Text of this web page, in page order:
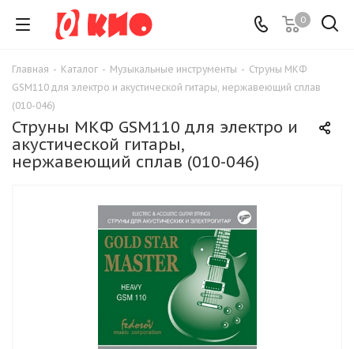
0
Главная - Каталог - Музыкальные инструменты - Струны МКФ
GSM110 для электро и акустической гитары, нержавеющий сплав
(010-046)
Струны МКФ GSM110 для электро и
акустической гитары,
нержавеющий сплав (010-046)